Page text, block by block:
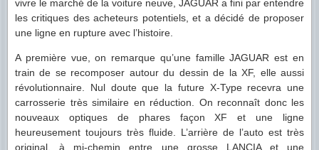
vivre le marché de la voiture neuve, JAGUAR a fini par entendre
les critiques des acheteurs potentiels, et a décidé de proposer
une ligne en rupture avec l’histoire.
A première vue, on remarque qu’une famille JAGUAR est en
train de se recomposer autour du dessin de la XF, elle aussi
révolutionnaire. Nul doute que la future X-Type recevra une
carrosserie très similaire en réduction. On reconnaît donc les
nouveaux optiques de phares façon XF et une ligne
heureusement toujours très fluide. L’arrière de l’auto est très
original, à mi-chemin entre une grosse LANCIA et une